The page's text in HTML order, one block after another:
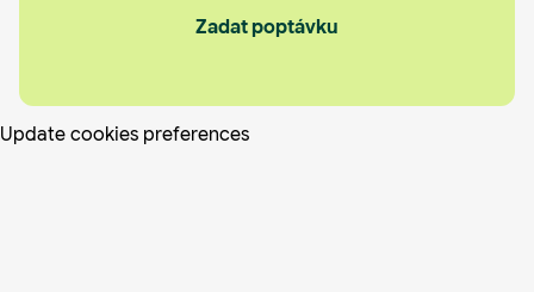
Zadat poptávku
Update cookies preferences